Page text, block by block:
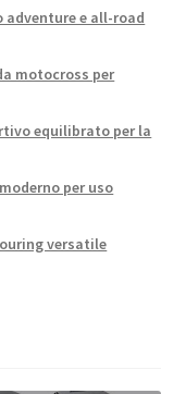
adventure e all-road
motocross per
equilibrato per la
per uso
versatile